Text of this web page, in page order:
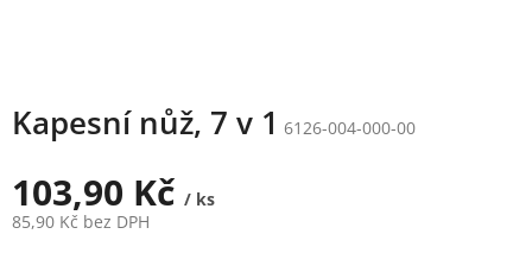
Kapesní nůž, 7 v 1 6126-004-000-00
103,90 Kč / ks
85,90 Kč bez DPH